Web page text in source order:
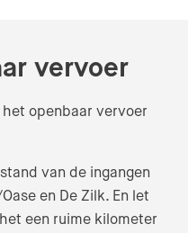
vervoer
openbaar vervoer
nieuw venster)
website)
van de ingangen
en De Zilk. En let
een ruime kilometer